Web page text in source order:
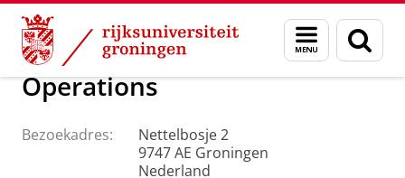
Skip
Content
Skip
Navigation
Menu
en
zoeken
Over ons Praktische zaken Waar vindt u ons
Operations
Bezoekadres:
Nettelbosje 2
9747 AE Groningen
Nederland